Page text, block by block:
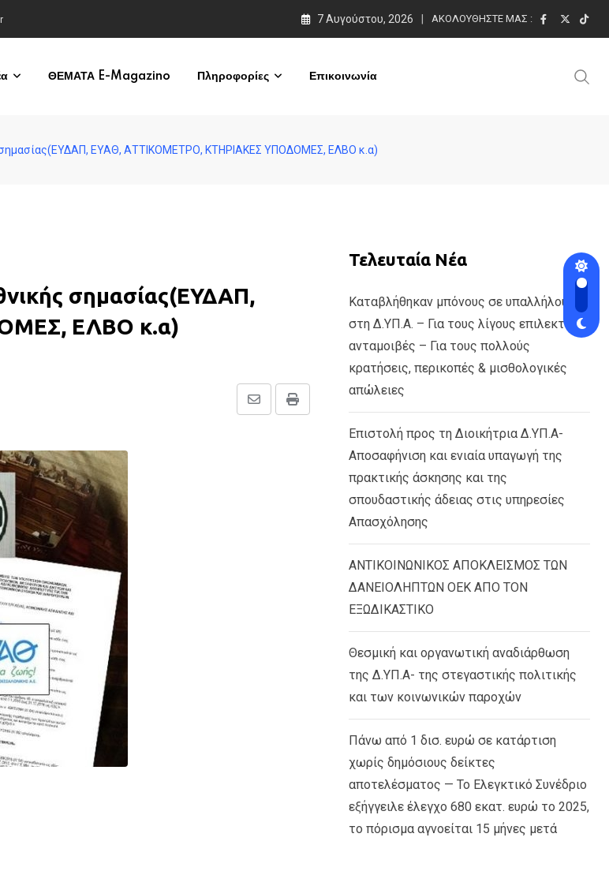
7 Αυγούστου, 2026 ΑΚΟΛΟΥΘΉΣΤΕ ΜΑΣ :
ΘΕΜΑΤΑ E-Magazino Πληροφορίες Επικοινωνία
ΕΥΑΘ, ΑΤΤΙΚΟΜΕΤΡΟ, ΚΤΗΡΙΑΚΕΣ ΥΠΟΔΟΜΕΣ, ΕΛΒΟ κ.α)
σημασίας(ΕΥΔΑΠ,
ΕΛΒΟ κ.α)
Print
Share
Τελευταία Νέα
Καταβλήθηκαν μπόνους σε υπαλλήλους
στη Δ.ΥΠ.Α. – Για τους λίγους επιλεκτικές
ανταμοιβές – Για τους πολλούς
κρατήσεις, περικοπές & μισθολογικές
απώλειες
Επιστολή προς τη Διοικήτρια Δ.ΥΠ.Α-
Αποσαφήνιση και ενιαία υπαγωγή της
πρακτικής άσκησης και της
σπουδαστικής άδειας στις υπηρεσίες
Απασχόλησης
ΑΝΤΙΚΟΙΝΩΝΙΚΟΣ ΑΠΟΚΛΕΙΣΜΟΣ ΤΩΝ
ΔΑΝΕΙΟΛΗΠΤΩΝ ΟΕΚ ΑΠΟ ΤΟΝ
ΕΞΩΔΙΚΑΣΤΙΚΟ
Θεσμική και οργανωτική αναδιάρθωση
της Δ.ΥΠ.Α- της στεγαστικής πολιτικής
και των κοινωνικών παροχών
Πάνω από 1 δισ. ευρώ σε κατάρτιση
χωρίς δημόσιους δείκτες
αποτελέσματος — Το Ελεγκτικό Συνέδριο
εξήγγειλε έλεγχο 680 εκατ. ευρώ το 2025,
το πόρισμα αγνοείται 15 μήνες μετά